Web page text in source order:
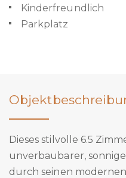
Kinderfreundlich
Parkplatz
Dieses stilvolle 6.5
unverbaubarer,
durch seinen